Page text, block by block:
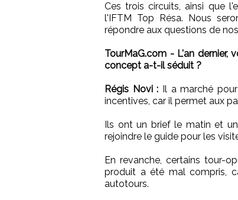
Ces trois circuits, ainsi que
l'IFTM Top Résa. Nous
répondre aux questions de
TourMaG.com - L'an dernier,
concept a-t-il séduit ?
Régis Novi : Il a marché
incentives, car il permet aux
Ils ont un brief le matin et
rejoindre le guide pour les
En revanche, certains tour-
produit a été mal compris,
autotours.